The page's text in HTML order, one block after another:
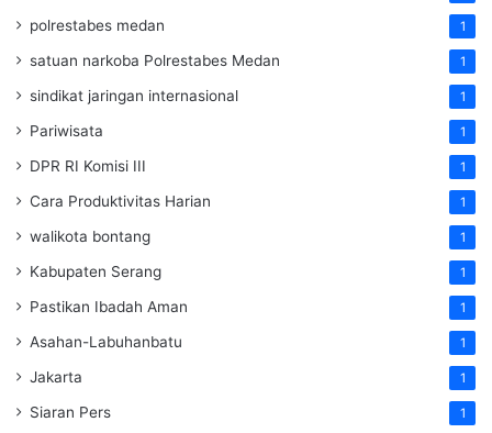
polrestabes medan 1
satuan narkoba Polrestabes Medan 1
sindikat jaringan internasional 1
Pariwisata 1
DPR RI Komisi III 1
Cara Produktivitas Harian 1
walikota bontang 1
Kabupaten Serang 1
Pastikan Ibadah Aman 1
Asahan-Labuhanbatu 1
Jakarta 1
Siaran Pers 1